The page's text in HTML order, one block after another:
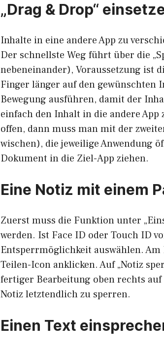
„Drag & Drop“
Inhalte in eine andere App zu
Der schnellste Weg führt über die
nebeneinander), Voraussetzung ist
Finger länger auf den gewünschten
Bewegung ausführen, damit der
einfach den Inhalt in die andere
offen, dann muss man mit der
wischen), die jeweilige Anwendung
Dokument in die Ziel-App ziehen.
Eine Notiz mit einem
Zuerst muss die Funktion unter
werden. Ist Face ID oder Touch ID
Entsperrmöglichkeit auswählen. Am
Teilen-Icon anklicken. Auf „Notiz
fertiger Bearbeitung oben rechts
Notiz letztendlich zu sperren.
Einen Text